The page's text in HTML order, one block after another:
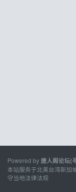
Powered by 唐人阁论坛(
本站服务于北美台湾新加
守当地法律法规